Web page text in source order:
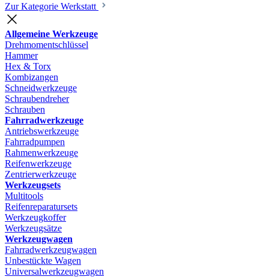
Zur Kategorie Werkstatt
Allgemeine Werkzeuge
Drehmomentschlüssel
Hammer
Hex & Torx
Kombizangen
Schneidwerkzeuge
Schraubendreher
Schrauben
Fahrradwerkzeuge
Antriebswerkzeuge
Fahrradpumpen
Rahmenwerkzeuge
Reifenwerkzeuge
Zentrierwerkzeuge
Werkzeugsets
Multitools
Reifenreparatursets
Werkzeugkoffer
Werkzeugsätze
Werkzeugwagen
Fahrradwerkzeugwagen
Unbestückte Wagen
Universalwerkzeugwagen